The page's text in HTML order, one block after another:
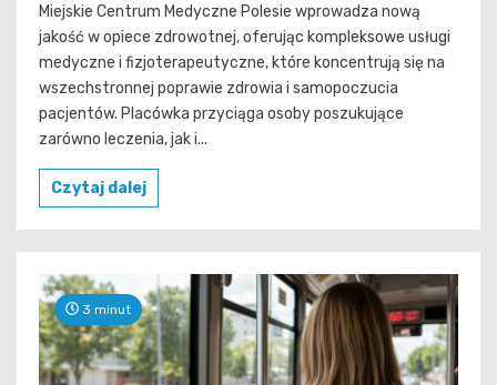
Miejskie Centrum Medyczne Polesie wprowadza nową
jakość w opiece zdrowotnej, oferując kompleksowe usługi
medyczne i fizjoterapeutyczne, które koncentrują się na
wszechstronnej poprawie zdrowia i samopoczucia
pacjentów. Placówka przyciąga osoby poszukujące
zarówno leczenia, jak i...
Czytaj dalej
3 minut